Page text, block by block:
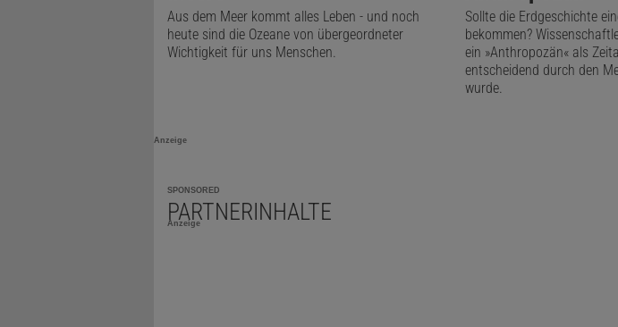
blieb jedoch beide Male im Fjord
verursachte, durch die die Welt schließlich
Aus dem Meer kommt alles Leben - und noch
heute sind die Ozeane von übergeordneter
Wichtigkeit für uns Menschen.
Sollte die Erdgeschichte
bekommen?
ein »Anthropozän« als
entscheidend durch den
wurde.
Anzeige
SPONSORED
PARTNERINHALTE
Anzeige